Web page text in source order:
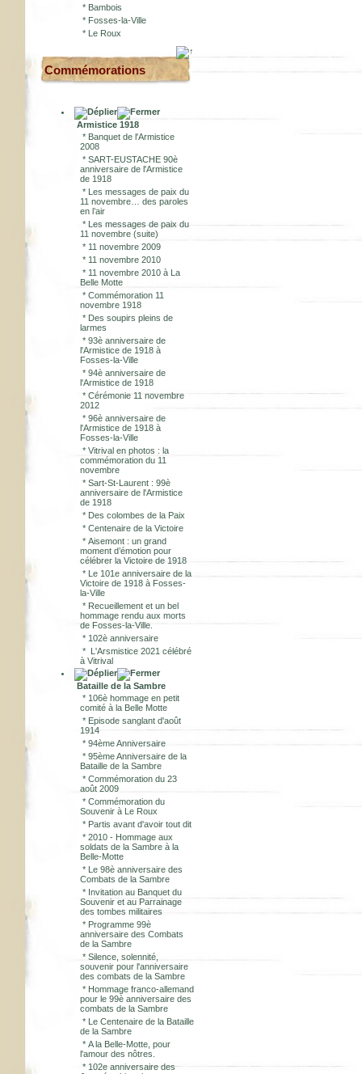
* Bambois
* Fosses-la-Ville
* Le Roux
Commémorations
Armistice 1918
* Banquet de l'Armistice
2008
* SART-EUSTACHE 90è
anniversaire de l'Armistice
de 1918
* Les messages de paix du
11 novembre… des paroles
en l’air
* Les messages de paix du
11 novembre (suite)
* 11 novembre 2009
* 11 novembre 2010
* 11 novembre 2010 à La
Belle Motte
* Commémoration 11
novembre 1918
* Des soupirs pleins de
larmes
* 93è anniversaire de
l'Armistice de 1918 à
Fosses-la-Ville
* 94è anniversaire de
l'Armistice de 1918
* Cérémonie 11 novembre
2012
* 96è anniversaire de
l'Armistice de 1918 à
Fosses-la-Ville
* Vitrival en photos : la
commémoration du 11
novembre
* Sart-St-Laurent : 99è
anniversaire de l'Armistice
de 1918
* Des colombes de la Paix
* Centenaire de la Victoire
* Aisemont : un grand
moment d’émotion pour
célébrer la Victoire de 1918
* Le 101e anniversaire de la
Victoire de 1918 à Fosses-
la-Ville
* Recueillement et un bel
hommage rendu aux morts
de Fosses-la-Ville.
* 102è anniversaire
* L'Arsmistice 2021 célébré
à Vitrival
Bataille de la Sambre
* 106è hommage en petit
comité à la Belle Motte
* Episode sanglant d'août
1914
* 94ème Anniversaire
* 95ème Anniversaire de la
Bataille de la Sambre
* Commémoration du 23
août 2009
* Commémoration du
Souvenir à Le Roux
* Partis avant d'avoir tout dit
* 2010 - Hommage aux
soldats de la Sambre à la
Belle-Motte
* Le 98è anniversaire des
Combats de la Sambre
* Invitation au Banquet du
Souvenir et au Parrainage
des tombes militaires
* Programme 99è
anniversaire des Combats
de la Sambre
* Silence, solennité,
souvenir pour l'anniversaire
des combats de la Sambre
* Hommage franco-allemand
pour le 99è anniversaire des
combats de la Sambre
* Le Centenaire de la Bataille
de la Sambre
* A la Belle-Motte, pour
l'amour des nôtres.
* 102e anniversaire des